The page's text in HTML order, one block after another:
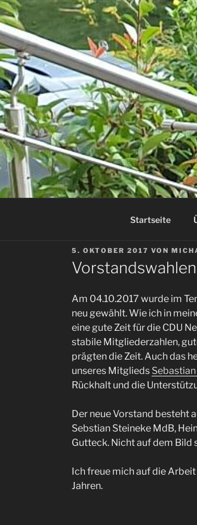
Startseite
VERÖFFENTLICHT
AM
5. OKTOBER 2017 VON
Am 04.10.2017 wurde im
neu gewählt. Wie ich in
eine gute Zeit für die CDU
stabile Mitgliederzahlen,
prägten die Zeit. Auch das
unseres Mitglieds
Rückhalt und die
Der neue Vorstand besteht
Sebstian Steineke MdB,
Gutteck. Nicht auf dem Bild
Ich freue mich auf die
Jahren.